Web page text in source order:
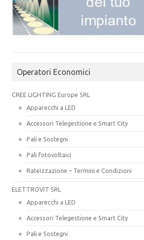
Operatori Economici
CREE LIGHTING Europe SRL
Apparecchi a LED
Accessori Telegestione e Smart City
Pali e Sostegni
Pali fotovoltaici
Rateizzazione – Termini e Condizioni
ELETTROVIT SRL
Apparecchi a LED
Accessori Telegestione e Smart City
Pali e Sostegni